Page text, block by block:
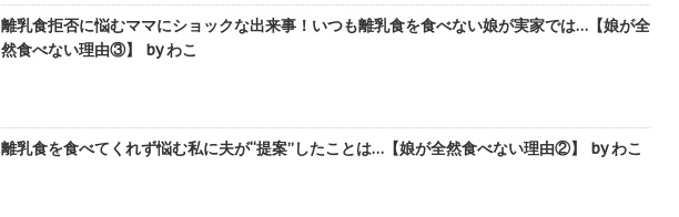
離乳食拒否に悩むママにショックな出来事！いつも離乳食を食べない娘が実家では…【娘が全
然食べない理由③】 by わこ
離乳食を食べてくれず悩む私に夫が“提案”したことは…【娘が全然食べない理由②】 by わこ